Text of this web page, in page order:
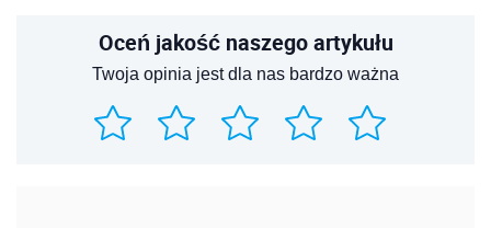
Oceń jakość naszego artykułu
Twoja opinia jest dla nas bardzo ważna